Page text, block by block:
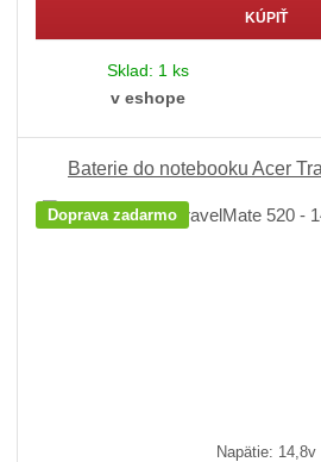
KÚPIŤ
Sklad: 1 ks
v eshope
Baterie do notebooku Acer
Doprava zadarmo
Napätie: 14,8v